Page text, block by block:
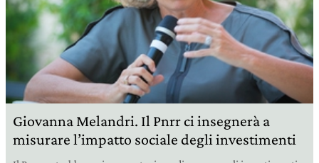
Giovanna Melandri. Il Pnrr ci insegnerà a
misurare l’impatto sociale degli investimenti